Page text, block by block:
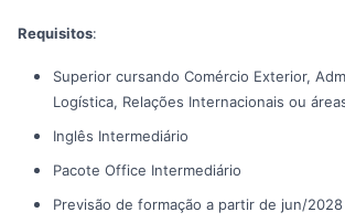
Requisitos:
Superior cursando Comércio Exterior,
Logística, Relações Internacionais ou
Inglês Intermediário
Pacote Office Intermediário
Previsão de formação a partir de jun/2028